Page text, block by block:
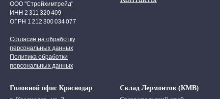
ООО "Стройхимтрейд"
ИНН 2 311 320 409
ОГРН 1 212 300 034 077
Согласие на обработку
персональных данных
Политика обработки
персональных данных
Головной офис Краснодар
Склад Лермонтов (КМВ)